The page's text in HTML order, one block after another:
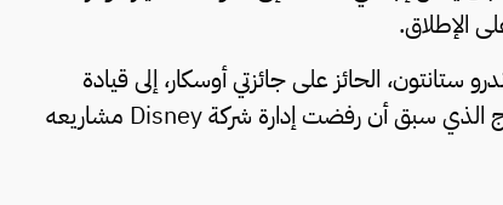
الإطلاق.
ستانتون، الحائز على جائزتي أوسكار، إلى قيادة
العمل، في خطوة اعتبرها متابعون بمثابة انتصار فني للمخرج الذي سبق أن رفضت إدارة شركة Disney مشاريعه